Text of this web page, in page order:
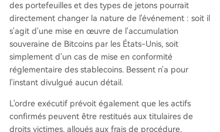
des portefeuilles et des types de jetons pourrait
directement changer la nature de l'événement : soit il
s'agit d'une mise en œuvre de l'accumulation
souveraine de Bitcoins par les États-Unis, soit
simplement d'un cas de mise en conformité
réglementaire des stablecoins. Bessent n'a pour
l'instant divulgué aucun détail.
L'ordre exécutif prévoit également que les actifs
confirmés peuvent être restitués aux titulaires de
droits victimes, alloués aux frais de procédure,